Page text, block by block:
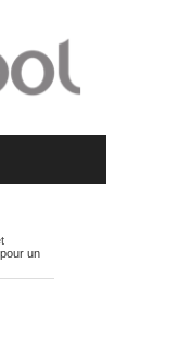
un